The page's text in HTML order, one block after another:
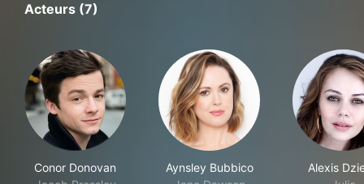
Acteurs (7)
Conor Donovan
Aynsley Bubbico
Alexis